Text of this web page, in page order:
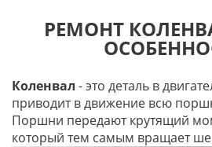
РЕМОНТ
Коленвал - это деталь в
приводит в движение всю
Поршни передают крутящий
который тем самым вращает